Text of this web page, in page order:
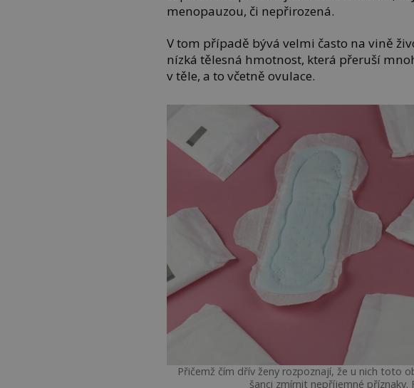
menopauzou, či nepřirozená.
V tom případě bývá velmi často na vině
nízká tělesná hmotnost, která přeruší
v těle, a to včetně ovulace.
Přičemž čím dřív ženy rozpoznají, že u nich toto
šanci zmírnit nepříjemné příznaky.